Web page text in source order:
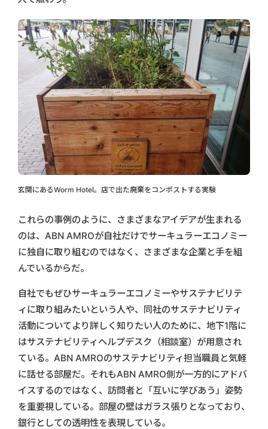
玄関にあるWorm Hotel。店で出た廃棄をコンポストする実験
これらの事例のように、さまざまなアイデアが生まれる
のは、ABN AMROが自社だけでサーキュラーエコノミー
に独自に取り組むのではなく、さまざまな企業と手を組
んでいるからだ。
自社でもぜひサーキュラーエコノミーやサステナビリテ
ィに取り組みたいという人や、同社のサステナビリティ
活動についてより詳しく知りたい人のために、地下1階に
はサステナビリティヘルプデスク（相談室）が用意され
ている。ABN AMROのサステナビリティ担当職員と気軽
に話せる部屋だ。それもABN AMRO側が一方的にアドバ
イスするのではなく、訪問者と「互いに学びあう」姿勢
を重要視している。部屋の壁はガラス張りとなっており、
銀行としての透明性を表現している。